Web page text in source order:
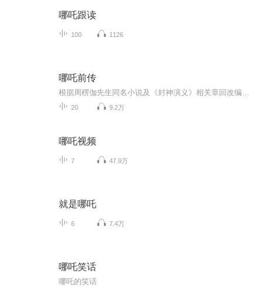
哪吒跟读
100 1126
哪吒前传
20 9.2万
哪吒视频
7 47.9万
就是哪吒
6 7.4万
哪吒笑话
哪吒的笑话